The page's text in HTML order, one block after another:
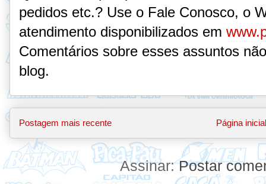
pedidos etc.? Use o Fale Conosco, o
atendimento disponibilizados em
Comentários sobre esses assuntos
blog.
Postagem mais recente Página inicial
Assinar:Postar